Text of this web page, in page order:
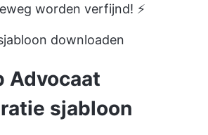
worden verfijnd! ⚡️
downloaden
Advocaat
sjabloon